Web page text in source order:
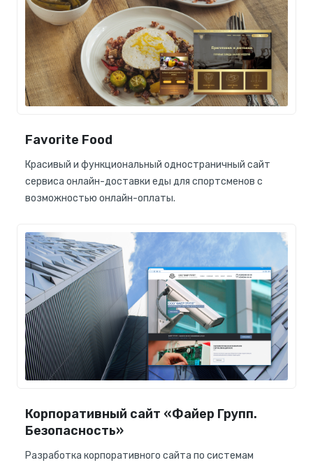
Favorite Food
Красивый и функциональный одностраничный сайт
сервиса онлайн-доставки еды для спортсменов с
возможностью онлайн-оплаты.
Корпоративный сайт «Файер Групп.
Безопасность»
Разработка корпоративного сайта по системам